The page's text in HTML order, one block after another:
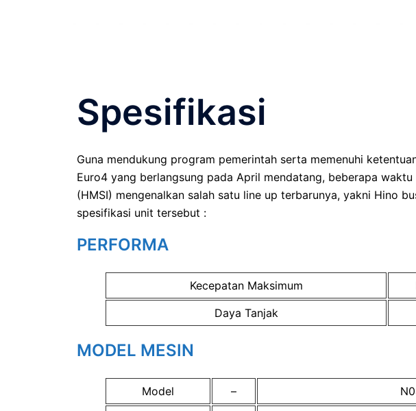
Spesifikasi
Guna mendukung program pemerintah serta memenuhi
Euro4 yang berlangsung pada April mendatang, beberapa
(HMSI) mengenalkan salah satu line up terbarunya, yakni Hino
spesifikasi unit tersebut :
PERFORMA
Kecepatan Maksimum
Daya Tanjak
MODEL MESIN
Model –